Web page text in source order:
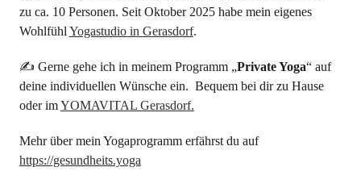
zu ca. 10 Personen. Seit Oktober 2025 habe mein eigenes
Wohlfühl Yogastudio in Gerasdorf.
✍ Gerne gehe ich in meinem Programm „Private Yoga“ auf
deine individuellen Wünsche ein. Bequem bei dir zu Hause
oder imYOMAVITAL Gerasdorf.
Mehr über mein Yogaprogramm erfährst du auf
https://gesundheits.yoga